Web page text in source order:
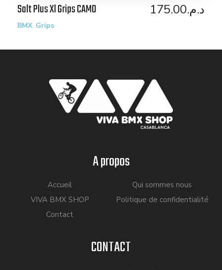
Salt Plus Xl Grips CAMO د.م.175.00
BMX, Grips
A propos
Accueil
VIVA BMX SHOP
Contact
Qui sommes nous
Politique de confidentialité
CONTACT